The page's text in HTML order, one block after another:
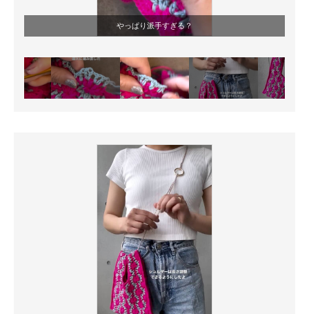
やっぱり派手すぎる？